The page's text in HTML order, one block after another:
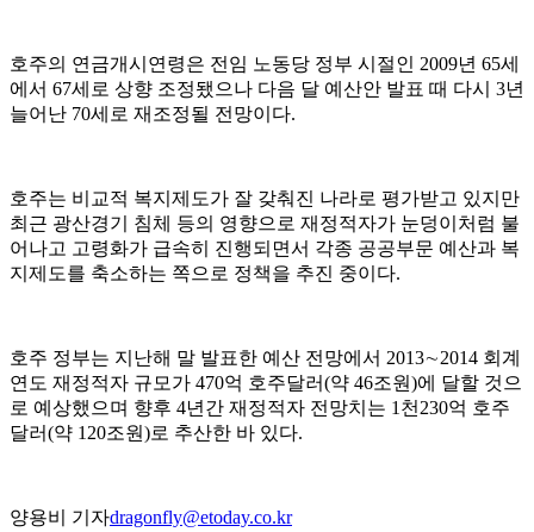
호주의 연금개시연령은 전임 노동당 정부 시절인 2009년 65세
에서 67세로 상향 조정됐으나 다음 달 예산안 발표 때 다시 3년
늘어난 70세로 재조정될 전망이다.
호주는 비교적 복지제도가 잘 갖춰진 나라로 평가받고 있지만
최근 광산경기 침체 등의 영향으로 재정적자가 눈덩이처럼 불
어나고 고령화가 급속히 진행되면서 각종 공공부문 예산과 복
지제도를 축소하는 쪽으로 정책을 추진 중이다.
호주 정부는 지난해 말 발표한 예산 전망에서 2013∼2014 회계
연도 재정적자 규모가 470억 호주달러(약 46조원)에 달할 것으
로 예상했으며 향후 4년간 재정적자 전망치는 1천230억 호주
달러(약 120조원)로 추산한 바 있다.
양용비 기자dragonfly@etoday.co.kr